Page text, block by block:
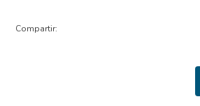
Compartir: